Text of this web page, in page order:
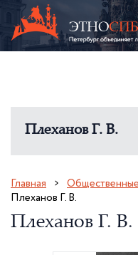
Плеханов Г. В.
Главная
Плеханов Г. В.
Плеханов Г. В.